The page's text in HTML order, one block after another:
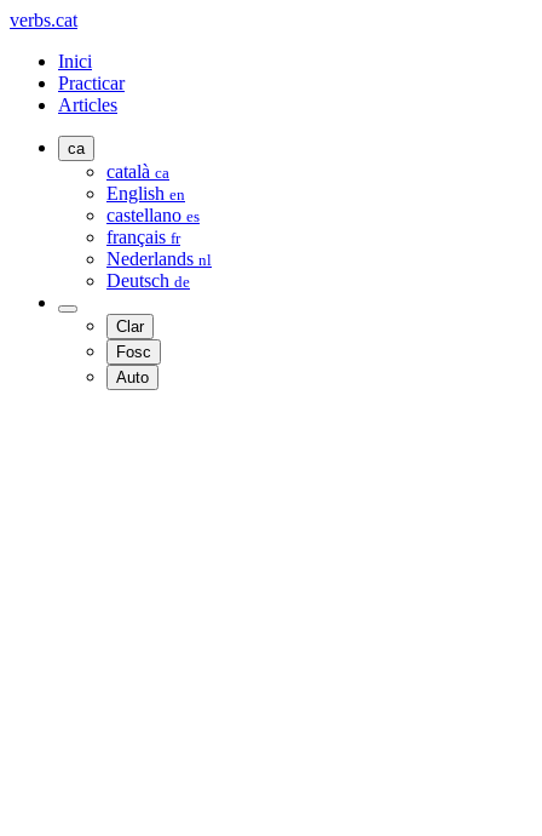
verbs.cat
Inici
Practicar
Articles
ca
català ca
English en
castellano es
français fr
Nederlands nl
Deutsch de
Clar
Fosc
Auto